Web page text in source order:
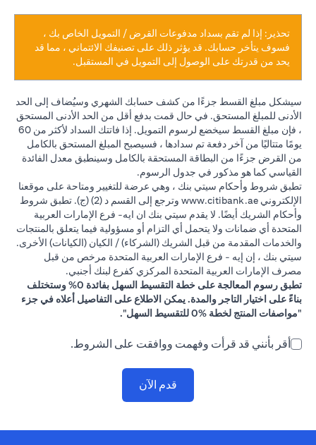
تحذير: إذا لم تقم بسداد مدفوعات القرض / التمويل الخاص بك ،
فسوف يتأخر حسابك. قد يؤثر ذلك على تصنيفك الائتماني ، مما قد
يحد من قدرتك على الوصول إلى التمويل في المستقبل.
سيشكل مبلغ القسط جزءًا من كشف حسابك الشهري وسيُضاف إلى الحد
الأدنى للمبلغ المستحق. في حال قمت بدفع أقل من الحد الأدنى المستحق
، فإن مبلغ القسط سيخضع لرسوم التمويل. إذا فاتتك السداد لأكثر من 60
يومًا متتاليًا من آخر دفعة تم سدادها ، فسيصبح المبلغ المستحق بالكامل
من القرض جزءًا من البطاقة المستحقة بالكامل وسينطبق معدل الفائدة
القياسي كما هو مذكور في جدول الرسوم.
تطبق شروط وأحكام سيتي بنك ، وهي عرضة للتغيير ومتاحة على موقعنا
الإلكتروني www.citibank.ae
(opens in a new tab)
وترجع إلى القسم د (2) (ج). تطبق شروط
وأحكام الشريك أيضًا. لا يقدم سيتي بنك ان ايه- فرع الإمارات العربية
المتحدة أي ضمانات ولا يتحمل أي التزام أو مسؤولية فيما يتعلق بالمنتجات
والخدمات المقدمة من قبل الشريك (الشركاء) / الكيان (الكيانات) الأخرى.
سيتي بنك ، إن إيه - فرع الإمارات العربية المتحدة مرخص من قبل
مصرف الإمارات العربية المتحدة المركزي كفرع لبنك أجنبي.
تطبق رسوم المعالجة على خطة التقسيط السهل بفائدة 0% وستختلف
بناءً على اختيار التاجر والمدة. يمكن الاطلاع على التفاصيل أعلاه في جزء
"مواصفات المنتج لخطة %0 للتقسيط السهل".
أقر بأنني قد قرأت وفهمت ووافقت على الشروط.
قدم الآن